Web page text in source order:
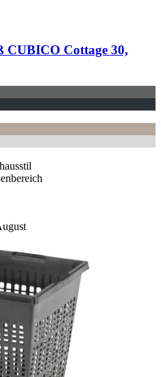
CUBICO Cottage 30,